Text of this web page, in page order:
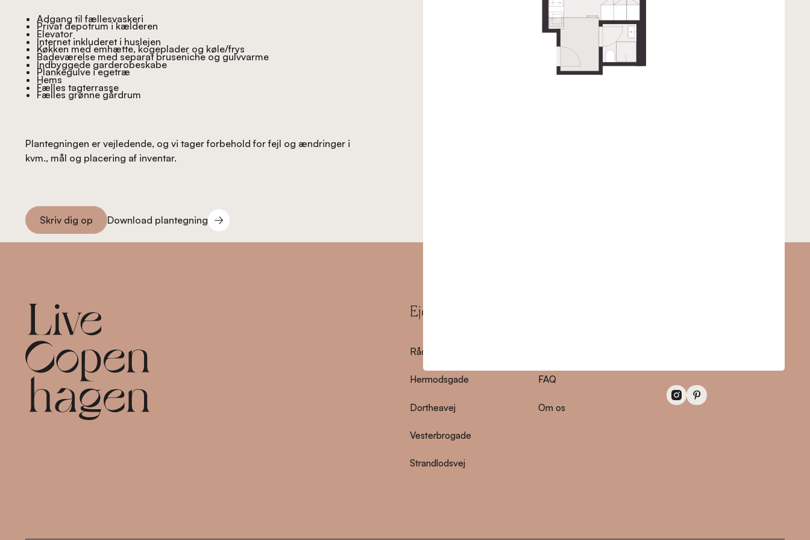
Adgang til fællesvaskeri
Privat depotrum i kælderen
Elevator
Internet inkluderet i huslejen
Køkken med emhætte, kogeplader og køle/frys
Badeværelse med separat bruseniche og gulvvarme
Indbyggede garderobeskabe
Plankegulve i egetræ
Hems
Fælles tagterrasse
Fælles grønne gårdrum
Plantegningen er vejledende, og vi tager forbehold for fejl og ændringer i
kvm., mål og placering af inventar.
Skriv dig op
Skriv dig op
Download plantegning
Ejendomme
Rådmandsgade
Hermodsgade
Dortheavej
Vesterbrogade
Strandlodsvej
FAQ
Om os